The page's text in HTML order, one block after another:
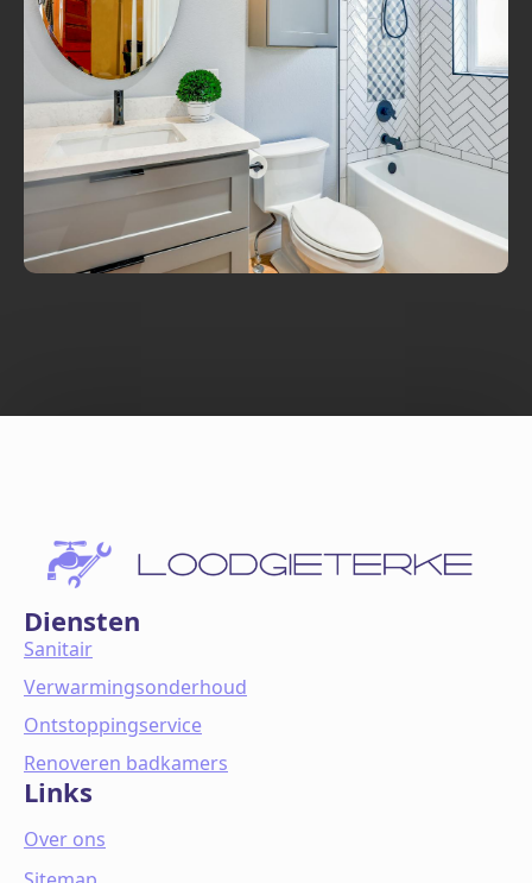
Diensten
Sanitair
Verwarmingsonderhoud
Ontstoppingservice
Renoveren badkamers
Links
Over ons